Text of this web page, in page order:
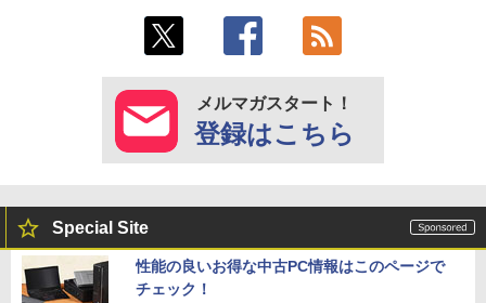
メルマガスタート！
登録はこちら
Special Site
性能の良いお得な中古PC情報はこのページで
チェック！